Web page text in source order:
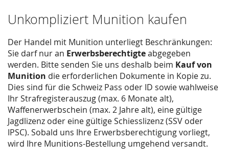
Unkompliziert Munition kaufen
Der Handel mit Munition unterliegt Beschränkungen:
Sie darf nur an Erwerbsberechtigteabgegeben
werden. Bitte senden Sie uns deshalb beim Kauf von
Munition die erforderlichen Dokumente in Kopie zu.
Dies sind für die Schweiz Pass oder ID sowie wahlweise
Ihr Strafregisterauszug (max. 6 Monate alt),
Waffenerwerbschein (max. 2 Jahre alt), eine gültige
Jagdlizenz oder eine gültige Schiesslizenz (SSV oder
IPSC). Sobald uns Ihre Erwerbsberechtigung vorliegt,
wird Ihre Munitions-Bestellung umgehend versandt.